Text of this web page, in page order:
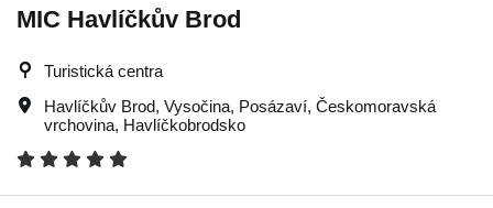
MIC Havlíčkův Brod
Turistická centra
Havlíčkův Brod, Vysočina, Posázaví, Českomoravská
vrchovina, Havlíčkobrodsko